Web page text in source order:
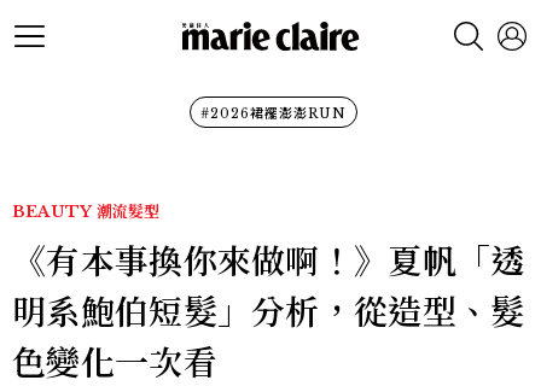
#2026裙襬澎澎RUN
BEAUTY 潮流髮型
《有本事換你來做啊！》夏帆「透
明系鮑伯短髮」分析，從造型、髮
色變化一次看